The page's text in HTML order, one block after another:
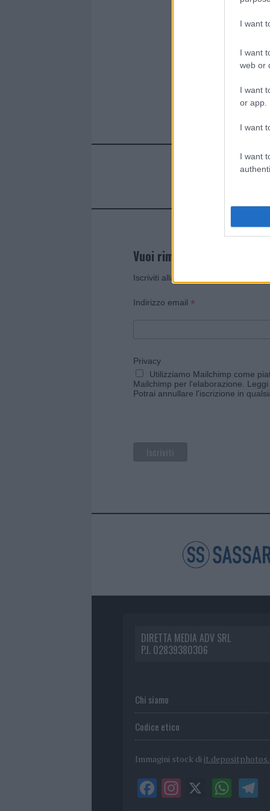
I want
I want
web or
I want
or app.
I want
I want
Vuoi rimanere sempre
Iscriviti alla newsletter di Gallura
Indirizzo email *
Privacy
Utilizziamo Mailchimp come
Mailchimp per l'elaborazione.
Potrai annullare l'iscrizione in
DIRETTA MEDIA ADV SRL
P.I. 02839380306
Chi siamo
Codice etico
Immagini stock di